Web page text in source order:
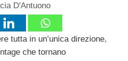
D'Antuono
tutta in un’unica direzione,
che tornano